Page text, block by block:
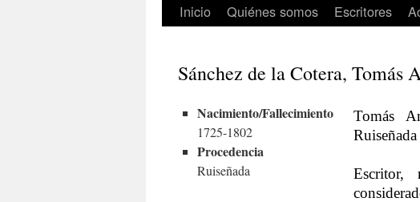
Inicio Quiénes somos Escritores
Sánchez de la Cotera, Tomás
Nacimiento/Fallecimiento
1725-1802
Procedencia
Ruiseñada
Tomás
Escritor,